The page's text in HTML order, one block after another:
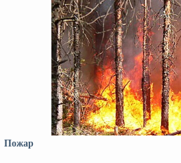
Пожар